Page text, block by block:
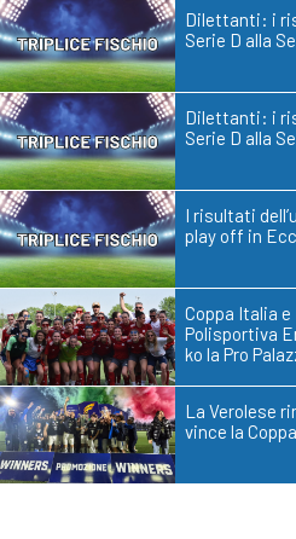
Dilettanti: i
Serie D alla
Dilettanti: i
Serie D alla
I risultati
play off in
Coppa Italia
Polisportiva
ko la Pro
La Verolese
vince la